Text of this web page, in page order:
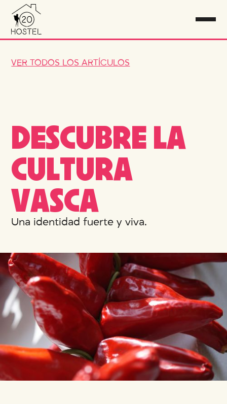
VER TODOS LOS ARTÍCULOS
DESCUBRELA
CULTURA
VASCA
Una identidad fuerte y viva.